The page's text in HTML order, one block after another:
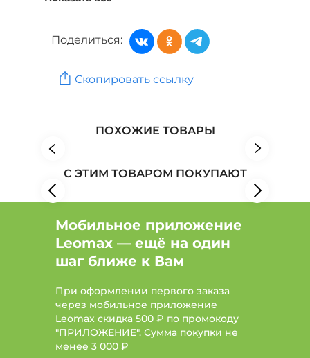
Демисезонные куртки, жилеты: Цвет Бордовый
Демисезонные куртки, жилеты: Цвет Бордовый,
Размер 50
Женская одежда: Бренд Мечты Данаи
Поделиться:
Скопировать ссылку
ПОХОЖИЕ ТОВАРЫ
С ЭТИМ ТОВАРОМ ПОКУПАЮТ
Мобильное приложение
Leomax — ещё на один
шаг ближе к Вам
При оформлении первого заказа
через мобильное приложение
Leomax скидка 500 ₽ по промокоду
"ПРИЛОЖЕНИЕ". Сумма покупки не
менее 3 000 ₽